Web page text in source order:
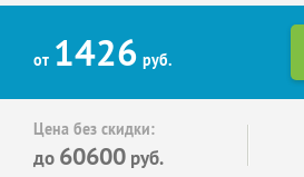
от 1426 руб.
Цена без скидки:
до 60600 руб.